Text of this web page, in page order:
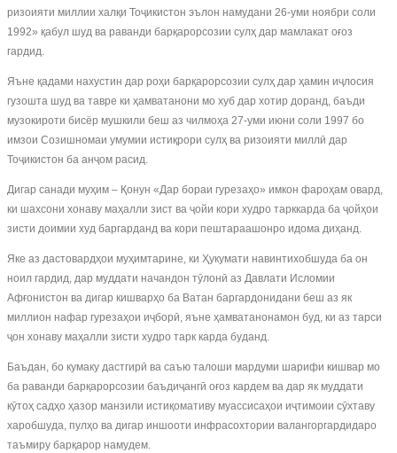
ризоияти миллии халқи Тоҷикистон эълон намудани 26-уми ноябри соли
1992» қабул шуд ва раванди барқарорсозии сулҳ дар мамлакат оғоз
гардид.
Яъне қадами нахустин дар роҳи барқарорсозии сулҳ дар ҳамин иҷлосия
гузошта шуд ва тавре ки ҳамватанони мо хуб дар хотир доранд, баъди
музокироти бисёр мушкили беш аз чилмоҳа 27-уми июни соли 1997 бо
имзои Созишномаи умумии истиқрори сулҳ ва ризоияти миллӣ дар
Тоҷикистон ба анҷом расид.
Дигар санади муҳим – Қонун «Дар бораи гурезаҳо» имкон фароҳам овард,
ки шахсони хонаву маҳалли зист ва ҷойи кори худро тарккарда ба ҷойҳои
зисти доимии худ баргарданд ва кори пештараашонро идома диҳанд.
Яке аз дастовардҳои муҳимтарине, ки Ҳукумати навинтихобшуда ба он
ноил гардид, дар муддати начандон тӯлонӣ аз Давлати Исломии
Афғонистон ва дигар кишварҳо ба Ватан баргардонидани беш аз як
миллион нафар гурезаҳои иҷборӣ, яъне ҳамватанонамон буд, ки аз тарси
ҷон хонаву маҳалли зисти худро тарк карда буданд.
Баъдан, бо кумаку дастгирӣ ва саъю талоши мардуми шарифи кишвар мо
ба раванди барқарорсозии баъдиҷангӣ оғоз кардем ва дар як муддати
кӯтоҳ садҳо ҳазор манзили истиқомативу муассисаҳои иҷтимоии сӯхтаву
харобшуда, пулҳо ва дигар иншооти инфрасохтории валангоргардидаро
таъмиру барқарор намудем.